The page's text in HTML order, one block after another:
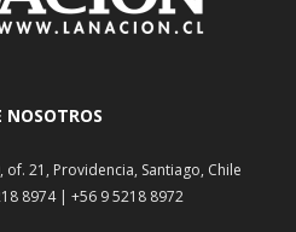
NOSOTROS
21, Providencia, Santiago, Chile
8974 | +56 9 5218 8972